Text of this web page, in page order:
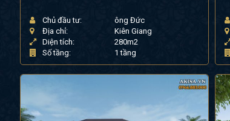
Chủ đầu tư:
ông Đức
Địa chỉ:
Kiên Giang
Diện tích:
280m2
Số tầng:
1 tầng